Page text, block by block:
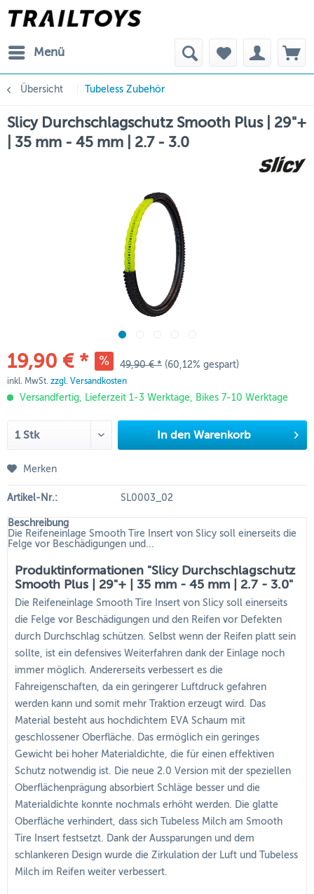
Menü
Übersicht Tubeless Zubehör
Slicy Durchschlagschutz Smooth Plus | 29"+
| 35 mm - 45 mm | 2.7 - 3.0
19,90 € * 49,90 € * (60,12% gespart)
inkl. MwSt. zzgl. Versandkosten
Versandfertig, Lieferzeit 1-3 Werktage, Bikes 7-10 Werktage
In den Warenkorb
Merken
Artikel-Nr.: SL0003_02
Beschreibung
Die Reifeneinlage Smooth Tire Insert von Slicy soll einerseits die
Felge vor Beschädigungen und...
Produktinformationen "Slicy Durchschlagschutz
Smooth Plus | 29"+ | 35 mm - 45 mm | 2.7 - 3.0"
Die Reifeneinlage Smooth Tire Insert von Slicy soll einerseits
die Felge vor Beschädigungen und den Reifen vor Defekten
durch Durchschlag schützen. Selbst wenn der Reifen platt sein
sollte, ist ein defensives Weiterfahren dank der Einlage noch
immer möglich. Andererseits verbessert es die
Fahreigenschaften, da ein geringerer Luftdruck gefahren
werden kann und somit mehr Traktion erzeugt wird. Das
Material besteht aus hochdichtem EVA Schaum mit
geschlossener Oberfläche. Das ermöglich ein geringes
Gewicht bei hoher Materialdichte, die für einen effektiven
Schutz notwendig ist. Die neue 2.0 Version mit der speziellen
Oberflächenprägung absorbiert Schläge besser und die
Materialdichte konnte nochmals erhöht werden. Die glatte
Oberfläche verhindert, dass sich Tubeless Milch am Smooth
Tire Insert festsetzt. Dank der Aussparungen und dem
schlankeren Design wurde die Zirkulation der Luft und Tubeless
Milch im Reifen weiter verbessert.